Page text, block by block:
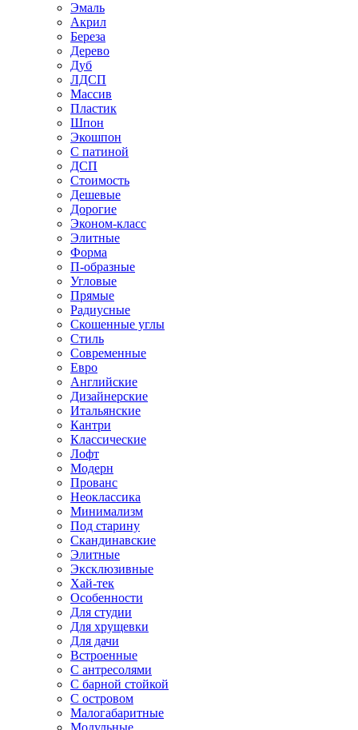
Эмаль
Акрил
Береза
Дерево
Дуб
ЛДСП
Массив
Пластик
Шпон
Экошпон
С патиной
ДСП
Стоимость
Дешевые
Дорогие
Эконом-класс
Элитные
Форма
П-образные
Угловые
Прямые
Радиусные
Скошенные углы
Стиль
Современные
Евро
Английские
Дизайнерские
Итальянские
Кантри
Классические
Лофт
Модерн
Прованс
Неоклассика
Минимализм
Под старину
Скандинавские
Элитные
Эксклюзивные
Хай-тек
Особенности
Для студии
Для хрущевки
Для дачи
Встроенные
С антресолями
С барной стойкой
С островом
Малогабаритные
Модульные